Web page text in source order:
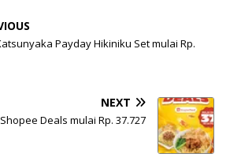
Payday Hikiniku Set mulai Rp.
NEXT
Deals mulai Rp. 37.727